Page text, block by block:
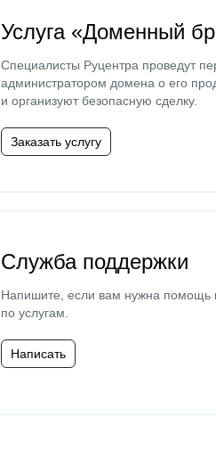
Услуга «Доменный
Специалисты Руцентра проведут
администратором домена о его
и организуют безопасную сделку.
Заказать услугу
Служба поддержки
Напишите, если вам нужна помощь
по услугам.
Написать